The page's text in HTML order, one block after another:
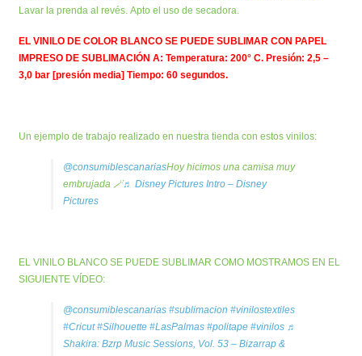
Lavar la prenda al revés. Apto el uso de secadora.
EL VINILO DE COLOR BLANCO SE PUEDE SUBLIMAR CON PAPEL
IMPRESO DE SUBLIMACIÓN A: Temperatura: 200° C. Presión: 2,5 –
3,0 bar [presión media] Tiempo: 60 segundos.
Un ejemplo de trabajo realizado en nuestra tienda con estos vinilos:
@consumiblescanariasHoy hicimos una camisa muy
embrujada 🪄♬ Disney Pictures Intro – Disney
Pictures
EL VINILO BLANCO SE PUEDE SUBLIMAR COMO MOSTRAMOS EN EL
SIGUIENTE VÍDEO:
@consumiblescanarias #sublimacion #vinilostextiles
#Cricut #Silhouette #LasPalmas #politape #vinilos ♬
Shakira: Bzrp Music Sessions, Vol. 53 – Bizarrap &